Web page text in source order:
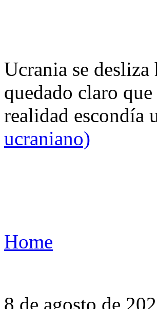
Ucrania se
quedado claro
realidad escondía
ucraniano)
Home
8 de agosto de